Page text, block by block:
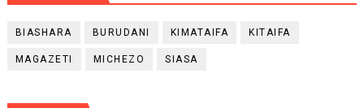
BIASHARA BURUDANI KIMATAIFA KITAIFA
MAGAZETI MICHEZO SIASA